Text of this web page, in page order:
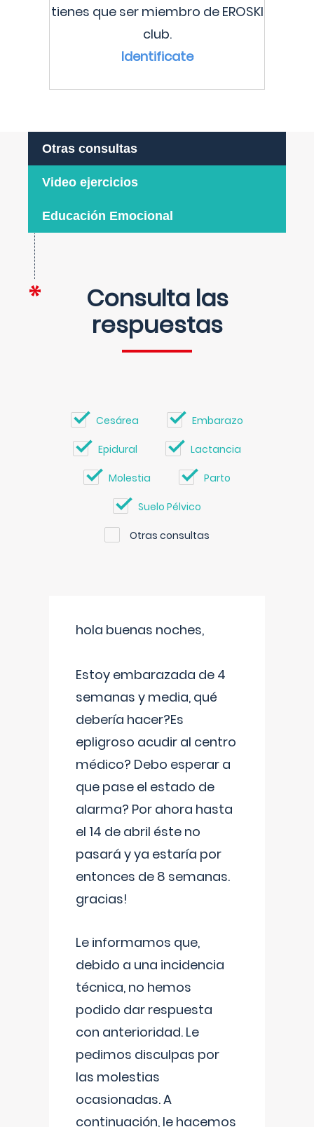
tienes que ser miembro de EROSKI
club.
Identificate
Otras consultas
Video ejercicios
Educación Emocional
Consulta las
respuestas
Cesárea Embarazo
Epidural Lactancia
Molestia Parto
Suelo Pélvico
Otras consultas
hola buenas noches,
Estoy embarazada de 4
semanas y media, qué
debería hacer?Es
epligroso acudir al centro
médico? Debo esperar a
que pase el estado de
alarma? Por ahora hasta
el 14 de abril éste no
pasará y ya estaría por
entonces de 8 semanas.
gracias!
Le informamos que,
debido a una incidencia
técnica, no hemos
podido dar respuesta
con anterioridad. Le
pedimos disculpas por
las molestias
ocasionadas. A
continuación, le hacemos